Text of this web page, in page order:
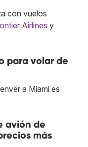
con vuelos
Airlines y
para volar de
a Miami es
avión de
más